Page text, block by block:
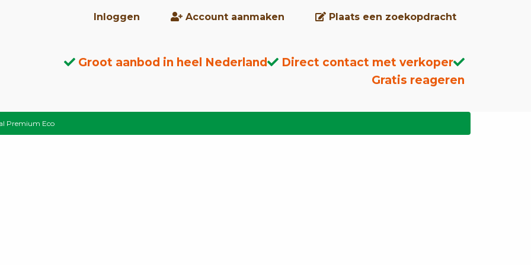
Inloggen Account aanmaken Plaats een zoekopdracht
Groot aanbod in heel Nederland
Direct contact met verkoper
Gratis reageren
Premium Eco